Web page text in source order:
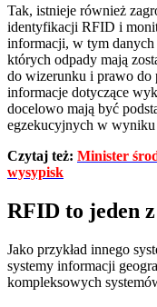
Tak, istnieje również
identyfikacji RFID i
informacji, w tym danych
których odpady mają
do wizerunku i prawo do
informacje dotyczące
docelowo mają być
egzekucyjnych w
Czytaj też: Minister
wysypisk
RFID to jeden
Jako przykład innego
systemy informacji
kompleksowych